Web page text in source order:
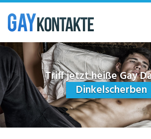
Skip
main
content
Triff jetzt heiße Gay
Dinkelscherben